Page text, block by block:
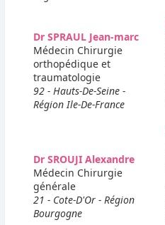
Dr SPRAUL Jean-marc
Médecin Chirurgie
orthopédique et
traumatologie
92 - Hauts-De-Seine -
Région Ile-De-France
Dr SROUJI Alexandre
Médecin Chirurgie
générale
21 - Cote-D'Or - Région
Bourgogne